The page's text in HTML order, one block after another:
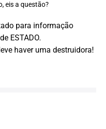
eis a questão?
para informação
ESTADO.
haver uma destruidora!